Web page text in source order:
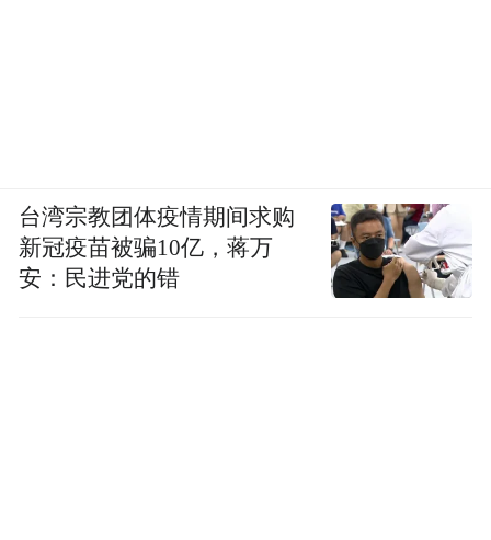
台湾宗教团体疫情期间求购
新冠疫苗被骗10亿，蒋万
安：民进党的错